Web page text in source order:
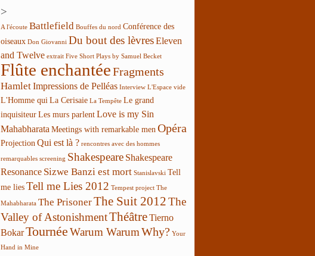
>
A l'écoute Battlefield Bouffes du nord Conférence des
oiseaux Don Giovanni Du bout des lèvresEleven
and Twelve extrait Five Short Plays by Samuel Becket
Flûte enchantéeFragments
HamletImpressions de Pelléas Interview L'Espace vide
L'Homme qui La Cerisaie La Tempête Le grand
inquisiteur Les murs parlent Love is my Sin
Mahabharata Meetings with remarkable men Opéra
Projection Qui est là ? rencontres avec des hommes
remarquables screening Shakespeare Shakespeare
Resonance Sizwe Banzi est mort Stanislavski Tell
me lies Tell me Lies 2012 Tempest project The
Mahabharata The PrisonerThe Suit 2012The
Valley of AstonishmentThéâtreTierno
BokarTournéeWarum WarumWhy? Your
Hand in Mine